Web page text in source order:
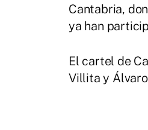
Cantabria,
ya han
El cartel de
Villita y